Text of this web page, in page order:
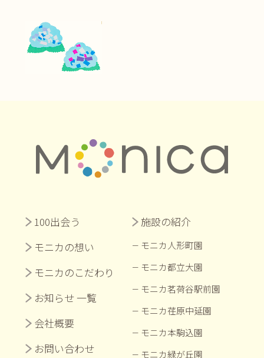
100出会う
モニカの想い
モニカのこだわり
お知らせ 一覧
会社概要
お問い合わせ
施設の紹介
モニカ人形町園
モニカ都立大園
モニカ茗荷谷駅前園
モニカ荏原中延園
モニカ本駒込園
モニカ緑が丘園